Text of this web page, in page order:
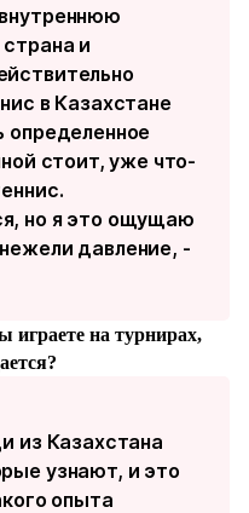
и
в Казахстане
определенное
стоит, уже что-
но я это ощущаю
давление, -
играете на турнирах,
из Казахстана
узнают, и это
опыта